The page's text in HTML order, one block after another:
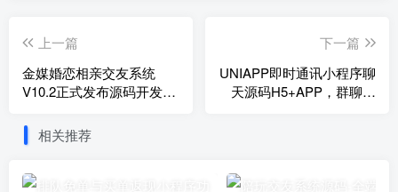
上一篇
金媒婚恋相亲交友系统
V10.2正式发布源码开发说
下一篇
UNIAPP即时通讯小程序聊
天源码H5+APP，群聊、
相关推荐